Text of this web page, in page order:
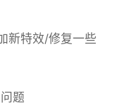
新特效/修复一些
题